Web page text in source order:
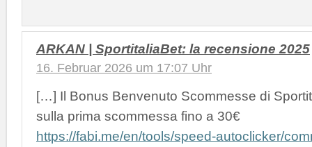
ARKAN | SportitaliaBet: la recensione 2025
16. Februar 2026 um 17:07 Uhr
[…] Il Bonus Benvenuto Scommesse di
sulla prima scommessa fino a 30€
https://fabi.me/en/tools/speed-autoclicker/